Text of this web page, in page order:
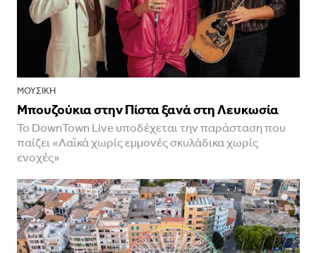
ΜΟΥΣΙΚΉ
Μπουζούκια στην Πίστα ξανά στη Λευκωσία
Το DownTown Live υποδέχεται την παράσταση που
παίζει «Λαϊκά χωρίς εμμονές σκυλάδικα χωρίς
ενοχές»